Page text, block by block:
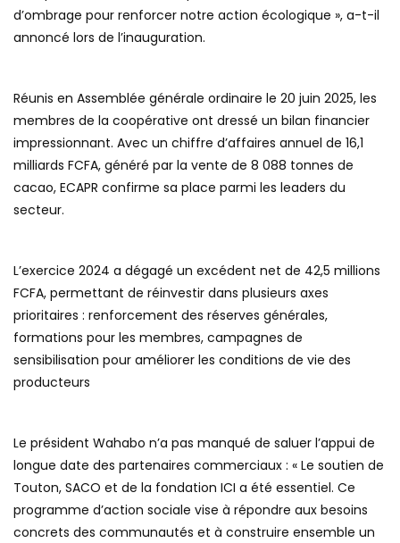
d’ombrage pour renforcer notre action écologique », a-t-il
annoncé lors de l’inauguration.
Réunis en Assemblée générale ordinaire le 20 juin 2025, les
membres de la coopérative ont dressé un bilan financier
impressionnant. Avec un chiffre d’affaires annuel de 16,1
milliards FCFA, généré par la vente de 8 088 tonnes de
cacao, ECAPR confirme sa place parmi les leaders du
secteur.
L’exercice 2024 a dégagé un excédent net de 42,5 millions
FCFA, permettant de réinvestir dans plusieurs axes
prioritaires : renforcement des réserves générales,
formations pour les membres, campagnes de
sensibilisation pour améliorer les conditions de vie des
producteurs
Le président Wahabo n’a pas manqué de saluer l’appui de
longue date des partenaires commerciaux : « Le soutien de
Touton, SACO et de la fondation ICI a été essentiel. Ce
programme d’action sociale vise à répondre aux besoins
concrets des communautés et à construire ensemble un